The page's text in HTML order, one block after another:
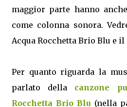
maggior parte hanno
come colonna sonora.
Acqua Rocchetta Brio Blu e
Per quanto riguarda la
parlato della canzone
Rocchetta Brio Blu (nella